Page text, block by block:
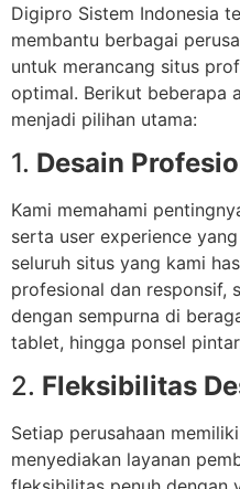
Digipro Sistem Indonesia
membantu berbagai
untuk merancang situs
optimal. Berikut beberapa
menjadi pilihan utama:
1. Desain
Kami memahami
serta user experience
seluruh situs yang kami
profesional dan responsif,
dengan sempurna di
tablet, hingga ponsel
2. Fleksibilitas
Setiap perusahaan
menyediakan layanan